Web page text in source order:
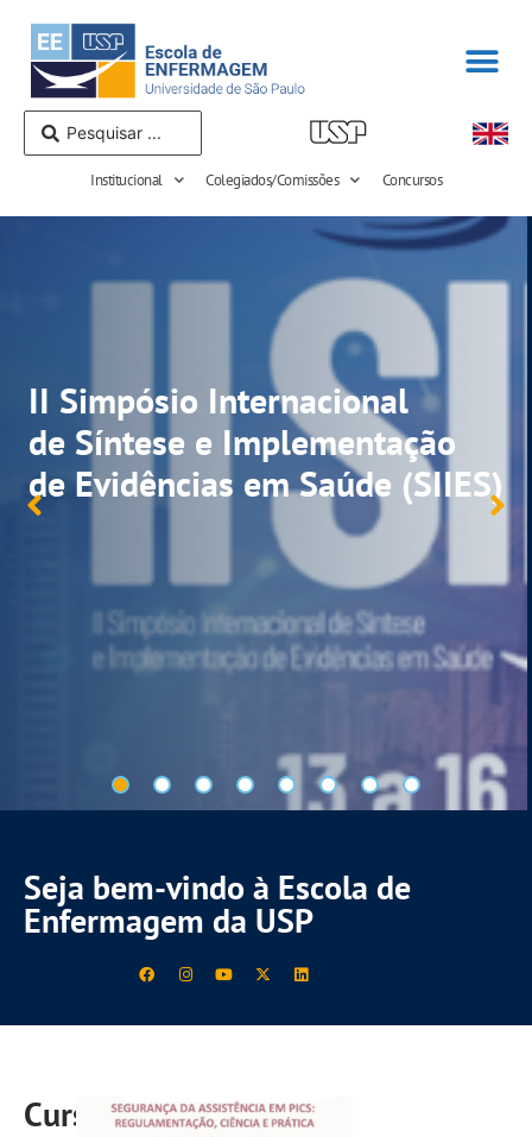
Institucional Colegiados/Comissões Concursos
II Simpósio Internacional
de Síntese e Implementação
de Evidências em Saúde (SIIES)
Seja bem-vindo à Escola de
Enfermagem da USP
Cursos